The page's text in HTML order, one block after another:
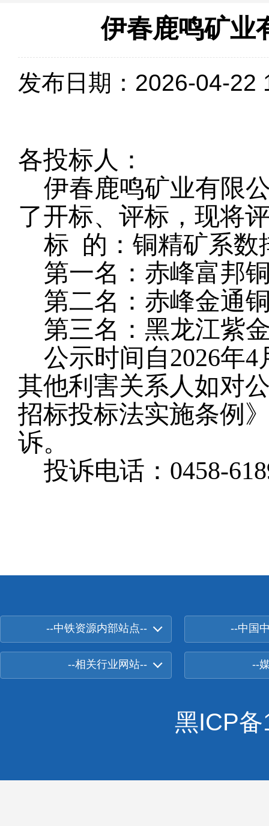
伊春鹿鸣矿业
发布日期：2026-04-22
各投标人：
伊春鹿鸣矿业有限
了开标、评标，现将
标 的：铜精矿系数
第一名：赤峰富邦
第二名：赤峰金通
第三名： 黑龙江紫
公示时间自2026年4
其他利害关系人如对
招标投标法实施条例
诉。
投诉电话： 0458-
--中铁资源内部站点-- --中国
--相关行业网站-- --
黑ICP